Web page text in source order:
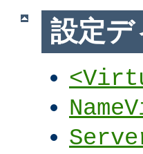
設定デ